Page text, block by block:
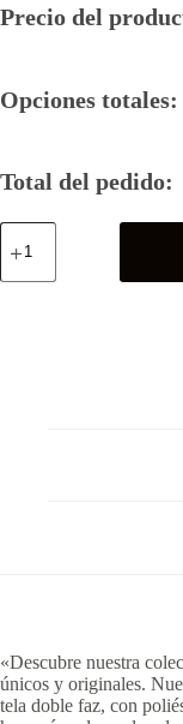
Precio del
Opciones totales:
Total del pedido:
Cell
cantidad
«Descubre nuestra
únicos y originales.
tela doble faz, con